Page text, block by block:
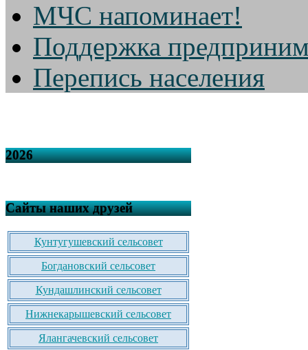
МЧС напоминает!
Поддержка
Перепись населения
2026
Сайты наших друзей
Кунтугушевский сельсовет
Богдановский сельсовет
Кундашлинский сельсовет
Нижнекарышевский сельсовет
Ялангачевский сельсовет